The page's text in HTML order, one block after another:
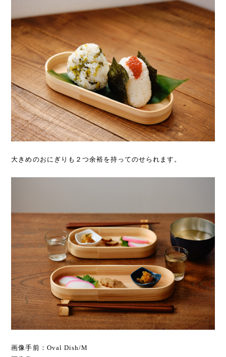
大きめのおにぎりも２つ余裕を持ってのせられます。
画像手前：Oval Dish/M